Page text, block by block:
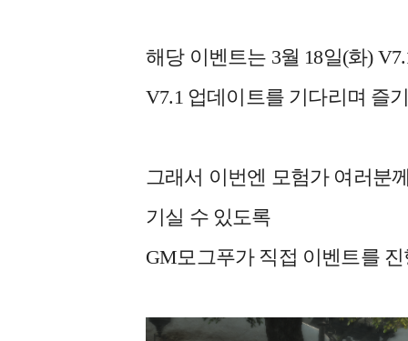
해당 이벤트는 3월 18일(화)
V7.1 업데이트를 기다리며 즐
그래서 이번엔 모험가 여러분
기실 수 있도록
GM모그푸가 직접 이벤트를